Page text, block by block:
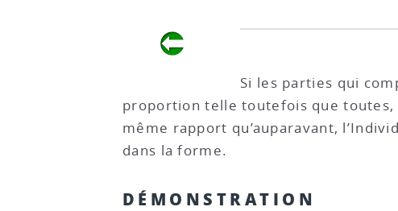
Si les parties qui
proportion telle toutefois que toutes,
même rapport qu’auparavant,
dans la forme.
DÉMONSTRATION